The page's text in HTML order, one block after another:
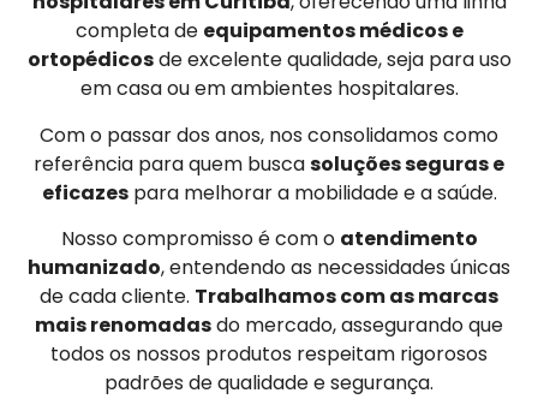
completa de equipamentos médicos e
ortopédicosde excelente qualidade, seja para uso
em casa ou em ambientes hospitalares.
Com o passar dos anos, nos consolidamos como
referência para quem buscasoluções seguras e
eficazespara melhorar a mobilidade e a saúde.
Nosso compromisso é com o atendimento
humanizado, entendendo as necessidades únicas
de cada cliente. Trabalhamos com as marcas
mais renomadasdo mercado, assegurando que
todos os nossos produtos respeitam rigorosos
padrões de qualidade e segurança.